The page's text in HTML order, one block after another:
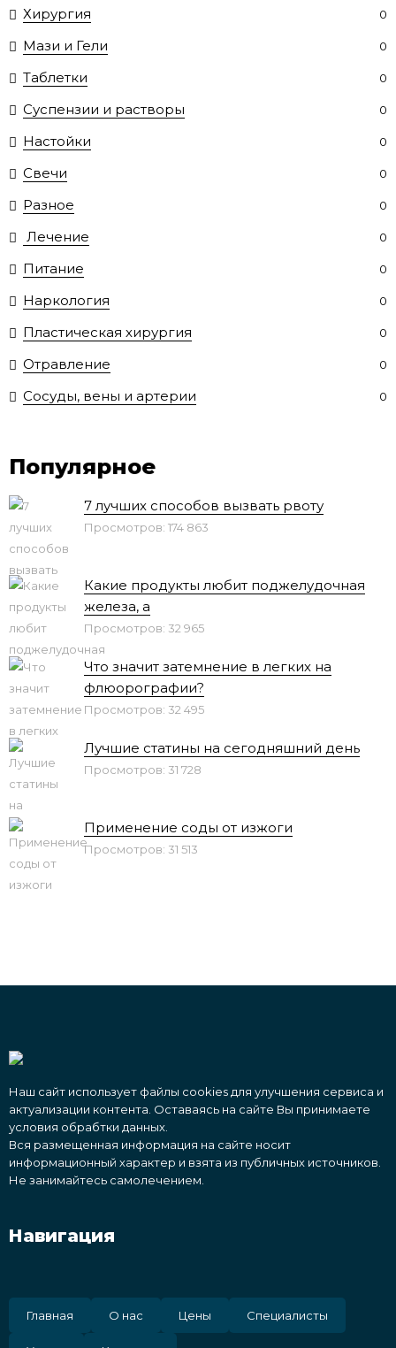
Хирургия 0
Мази и Гели 0
Таблетки 0
Суспензии и растворы 0
Настойки 0
Свечи 0
Разное 0
Лечение 0
Питание 0
Наркология 0
Пластическая хирургия 0
Отравление 0
Сосуды, вены и артерии 0
Популярное
7 лучших способов вызвать рвоту
Просмотров: 174 863
Какие продукты любит поджелудочная
железа, а
Просмотров: 32 965
Что значит затемнение в легких на
флюорографии?
Просмотров: 32 495
Лучшие статины на сегодняшний день
Просмотров: 31 728
Применение соды от изжоги
Просмотров: 31 513
Наш сайт использует файлы cookies для улучшения сервиса и
актуализации контента. Оставаясь на сайте Вы принимаете
условия обрабтки данных.
Вся размещенная информация на сайте носит
информационный характер и взята из публичных источников.
Не занимайтесь самолечением.
Навигация
Главная О нас Цены Специалисты